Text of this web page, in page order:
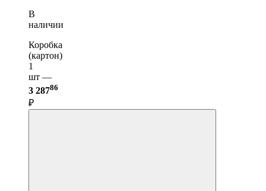
В
наличии
Коробка
(картон)
1
шт —
3 28786
₽